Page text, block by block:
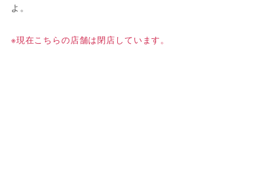
よ。
※現在こちらの店舗は閉店しています。